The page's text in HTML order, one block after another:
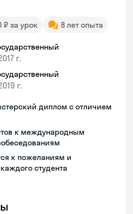
₽ за урок 8 лет опыта
г.
г.
диплом с отличием
к международным
к пожеланиям и
студента